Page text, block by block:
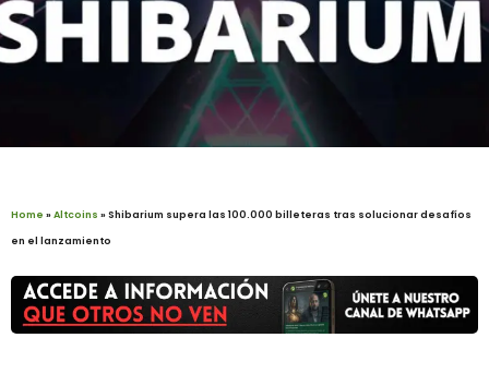
Home »Altcoins »Shibarium supera las 100.000 billeteras tras solucionar desafíos
en el lanzamiento